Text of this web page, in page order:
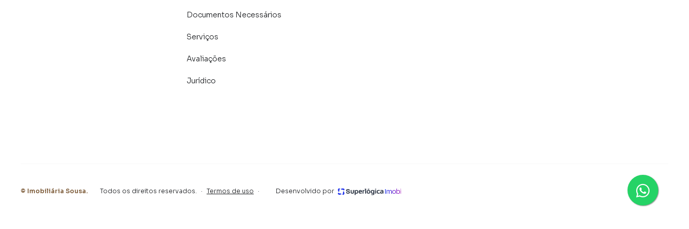
Documentos Necessários
Serviços
Avaliações
Jurídico
© Imobiliária Sousa. Todos os direitos reservados. · Termos de uso · Desenvolvido por